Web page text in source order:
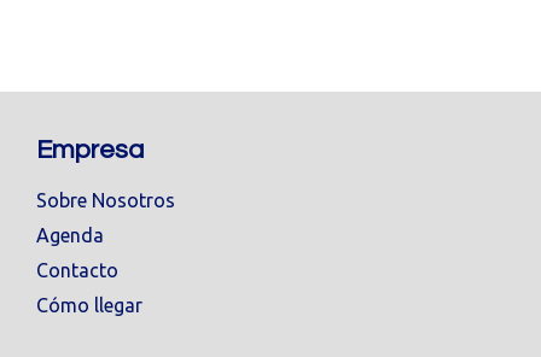
Empresa
Sobre Nosotros
Agenda
Contacto
Cómo llegar